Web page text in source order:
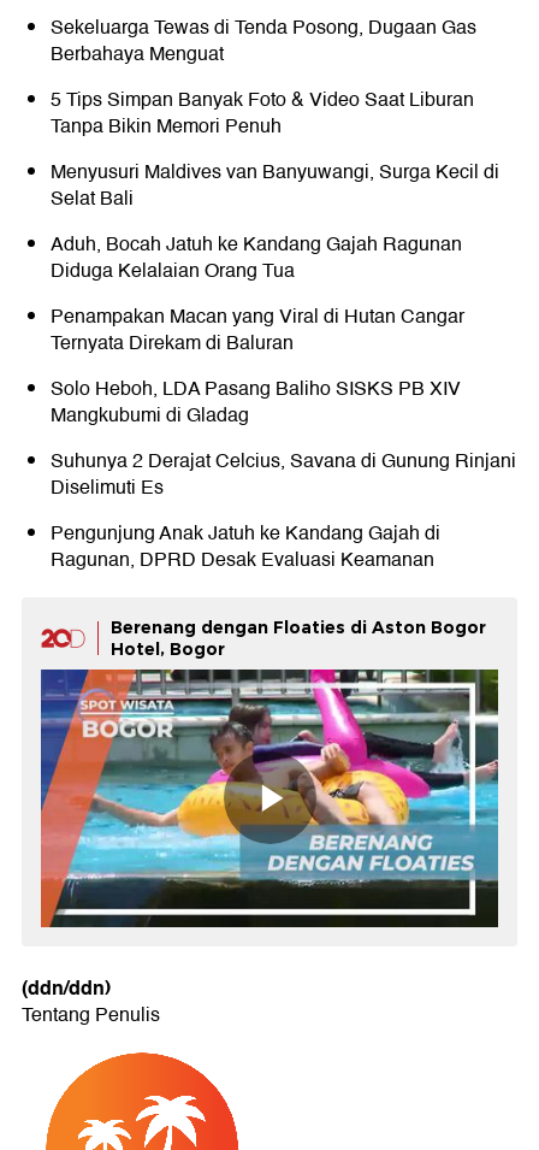
Sekeluarga Tewas di Tenda Posong, Dugaan Gas
Berbahaya Menguat
5 Tips Simpan Banyak Foto & Video Saat Liburan
Tanpa Bikin Memori Penuh
Menyusuri Maldives van Banyuwangi, Surga Kecil di
Selat Bali
Aduh, Bocah Jatuh ke Kandang Gajah Ragunan
Diduga Kelalaian Orang Tua
Penampakan Macan yang Viral di Hutan Cangar
Ternyata Direkam di Baluran
Solo Heboh, LDA Pasang Baliho SISKS PB XIV
Mangkubumi di Gladag
Suhunya 2 Derajat Celcius, Savana di Gunung Rinjani
Diselimuti Es
Pengunjung Anak Jatuh ke Kandang Gajah di
Ragunan, DPRD Desak Evaluasi Keamanan
Berenang dengan Floaties di Aston Bogor
Hotel, Bogor
(ddn/ddn)